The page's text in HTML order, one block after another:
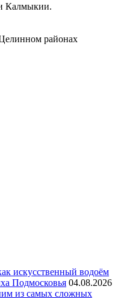
Калмыкии.
районах
искусственный водоём
Подмосковья 04.08.2026
из самых сложных